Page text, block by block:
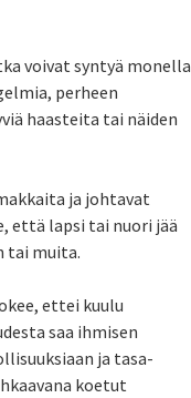
voivat syntyä monella
perheen
haasteita tai näiden
ja johtavat
että lapsi tai nuori jää
tai muita.
ettei kuulu
saa ihmisen
ja tasa-
koetut